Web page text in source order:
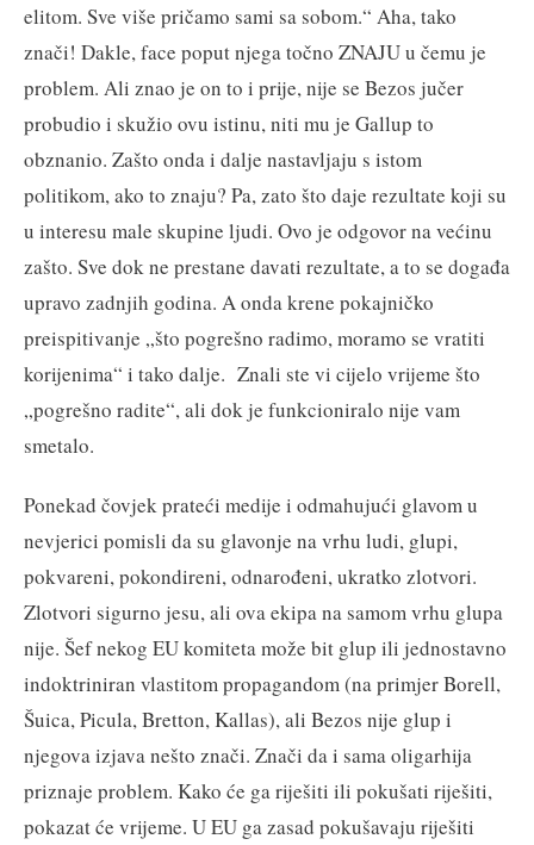
elitom. Sve više pričamo sami sa sobom.“ Aha, tako
znači! Dakle, face poput njega točno ZNAJU u čemu je
problem. Ali znao je on to i prije, nije se Bezos jučer
probudio i skužio ovu istinu, niti mu je Gallup to
obznanio. Zašto onda i dalje nastavljaju s istom
politikom, ako to znaju? Pa, zato što daje rezultate koji su
u interesu male skupine ljudi. Ovo je odgovor na većinu
zašto. Sve dok ne prestane davati rezultate, a to se događa
upravo zadnjih godina. A onda krene pokajničko
preispitivanje „što pogrešno radimo, moramo se vratiti
korijenima“ i tako dalje. Znali ste vi cijelo vrijeme što
„pogrešno radite“, ali dok je funkcioniralo nije vam
smetalo.
Ponekad čovjek prateći medije i odmahujući glavom u
nevjerici pomisli da su glavonje na vrhu ludi, glupi,
pokvareni, pokondireni, odnarođeni, ukratko zlotvori.
Zlotvori sigurno jesu, ali ova ekipa na samom vrhu glupa
nije. Šef nekog EU komiteta može bit glup ili jednostavno
indoktriniran vlastitom propagandom (na primjer Borell,
Šuica, Picula, Bretton, Kallas), ali Bezos nije glup i
njegova izjava nešto znači. Znači da i sama oligarhija
priznaje problem. Kako će ga riješiti ili pokušati riješiti,
pokazat će vrijeme. U EU ga zasad pokušavaju riješiti